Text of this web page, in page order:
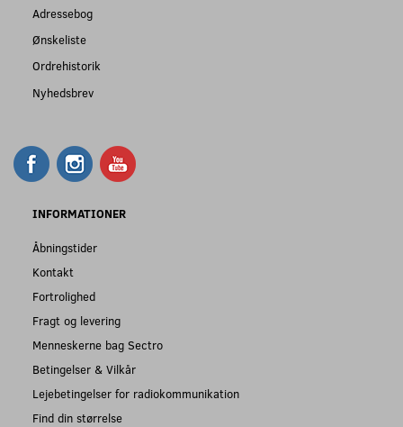
Adressebog
Ønskeliste
Ordrehistorik
Nyhedsbrev
INFORMATIONER
Åbningstider
Kontakt
Fortrolighed
Fragt og levering
Menneskerne bag Sectro
Betingelser & Vilkår
Lejebetingelser for radiokommunikation
Find din størrelse